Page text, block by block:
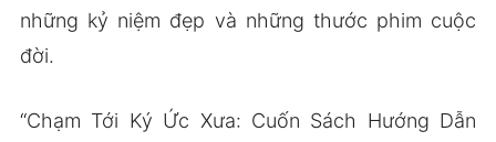
những kỷ niệm đẹp và những thước phim cuộc
đời.
“Chạm Tới Ký Ức Xưa: Cuốn Sách Hướng Dẫn